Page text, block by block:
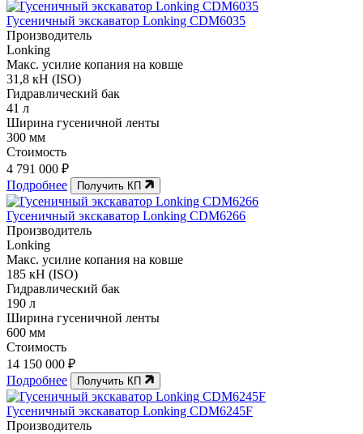
Гусеничный экскаватор Lonking CDM6035
Производитель
Lonking
Макс. усилие копания на ковше
31,8 кН (ISO)
Гидравлический бак
41 л
Ширина гусеничной ленты
300 мм
Стоимость
4 791 000 ₽
Подробнее
Получить КП
Гусеничный экскаватор Lonking CDM6266
Производитель
Lonking
Макс. усилие копания на ковше
185 кН (ISO)
Гидравлический бак
190 л
Ширина гусеничной ленты
600 мм
Стоимость
14 150 000 ₽
Подробнее
Получить КП
Гусеничный экскаватор Lonking CDM6245F
Производитель